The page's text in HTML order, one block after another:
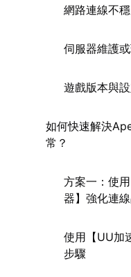
網路連線不穩
伺服器維護
遊戲版本與
如何快速解決
常？
方案一：使
器】強化連
使用【UU加
步驟